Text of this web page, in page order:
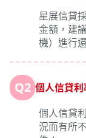
星展信貸
金額，建
機）進行
Q2 個人信貸
個人信貸
況而有所